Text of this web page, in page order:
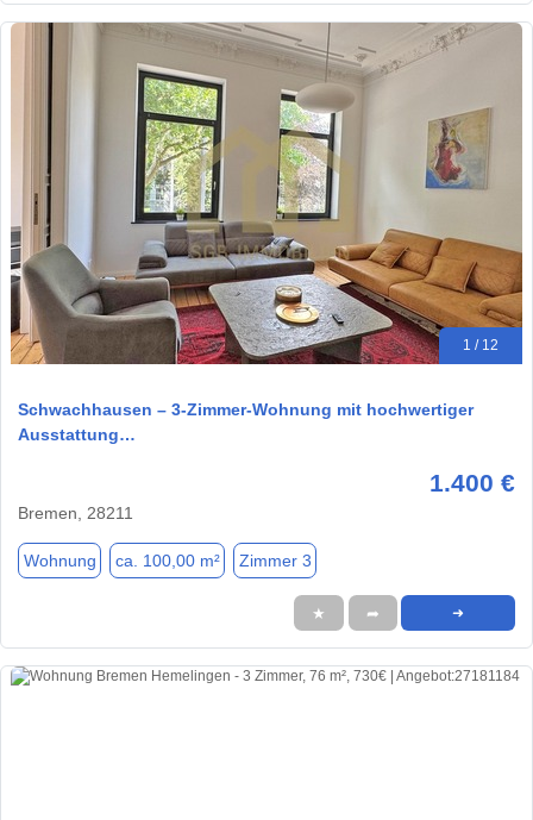
1 / 12
Schwachhausen – 3-Zimmer-Wohnung mit hochwertiger
Ausstattung…
1.400 €
Bremen, 28211
Wohnung ca. 100,00 m² Zimmer 3
★ ➦ ➜